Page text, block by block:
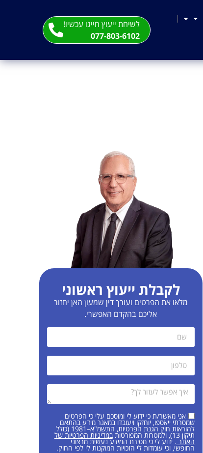
לשיחת ייעוץ חייגו עכשיו!
077-803-6102
לקבלת ייעוץ ראשוני
מלאו את הפרטים ועורך דין שמעון האן יחזור
אליכם בהקדם האפשרי.
אני מאשר/ת כי ידוע לי ומוסכם עלי כי הפרטים
שמסרתי ייאספו, יוחזקו ויעובדו במאגר מידע בהתאם
להוראות חוק הגנת הפרטיות, התשמ"א–1981 (כולל
תיקון 13), ולמטרות המפורטות במדיניות הפרטיות של
האתר . ידוע לי כי מסירת המידע נעשית מרצוני
החופשי, וכי עומדות לי הזכויות המוקנות לי לפי החוק.